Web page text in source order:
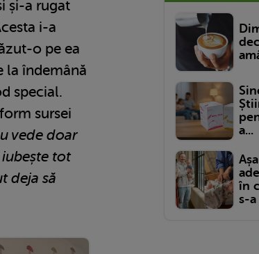
și-a rugat
i-a
o pe ea
la îndemână
special.
sursei
vede doar
tot
deja să
a...
în
s-a